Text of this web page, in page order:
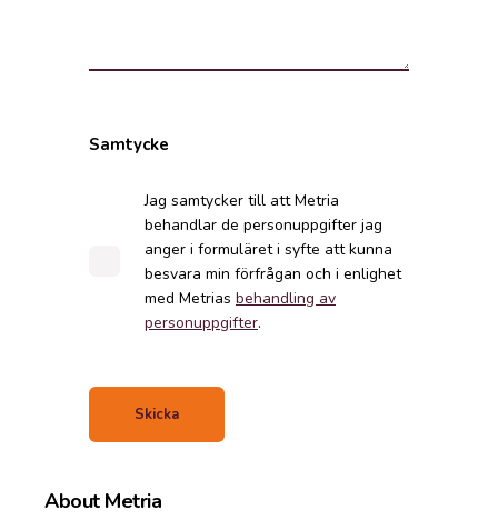
Samtycke
Jag samtycker till att Metria
behandlar de personuppgifter jag
anger i formuläret i syfte att kunna
besvara min förfrågan och i enlighet
med Metrias behandling av
personuppgifter.
About Metria